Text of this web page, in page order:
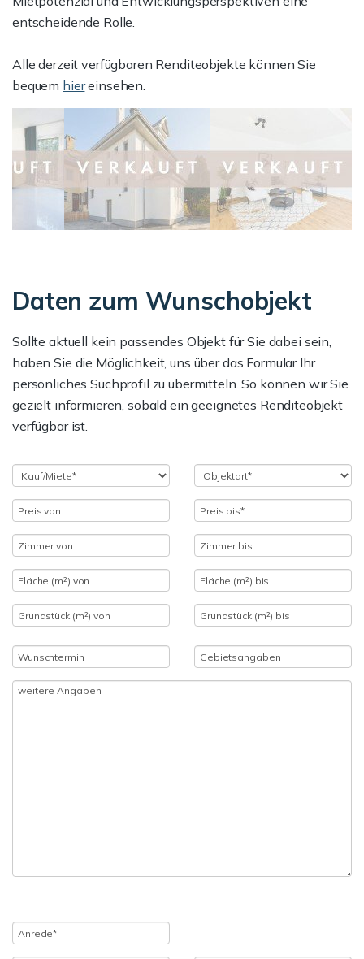
entscheidende Rolle.
Alle derzeit verfügbaren Renditeobjekte können Sie
bequem hiereinsehen.
Daten zum Wunschobjekt
Sollte aktuell kein passendes Objekt für Sie dabei sein,
haben Sie die Möglichkeit, uns über das Formular Ihr
persönliches Suchprofil zu übermitteln. So können wir Sie
gezielt informieren, sobald ein geeignetes Renditeobjekt
verfügbar ist.